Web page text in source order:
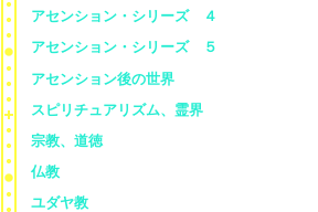
アセンション・シリーズ ４
アセンション・シリーズ ５
アセンション後の世界
スピリチュアリズム、霊界
宗教、道徳
仏教
ユダヤ教